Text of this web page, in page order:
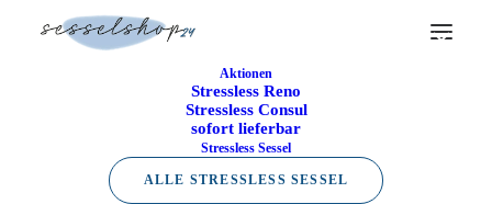
Aktionen
Stressless Reno
Stressless Consul
sofort lieferbar
Stressless Sessel
ALLE STRESSLESS SESSEL